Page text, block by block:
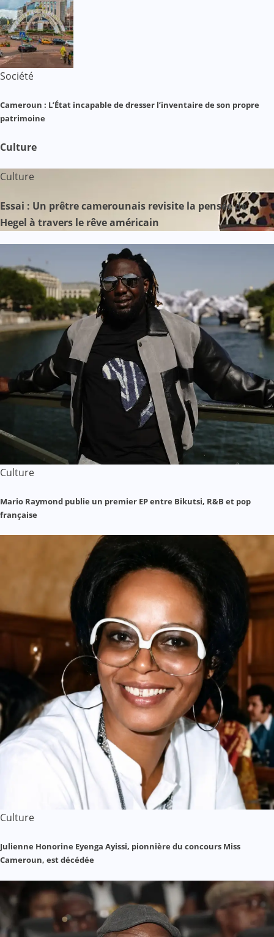
Société
Cameroun : L’État incapable de dresser l’inventaire de son propre
patrimoine
Culture
Culture
Essai : Un prêtre camerounais revisite la pensée de
Hegel à travers le rêve américain
Culture
Mario Raymond publie un premier EP entre Bikutsi, R&B et pop
française
Culture
Julienne Honorine Eyenga Ayissi, pionnière du concours Miss
Cameroun, est décédée